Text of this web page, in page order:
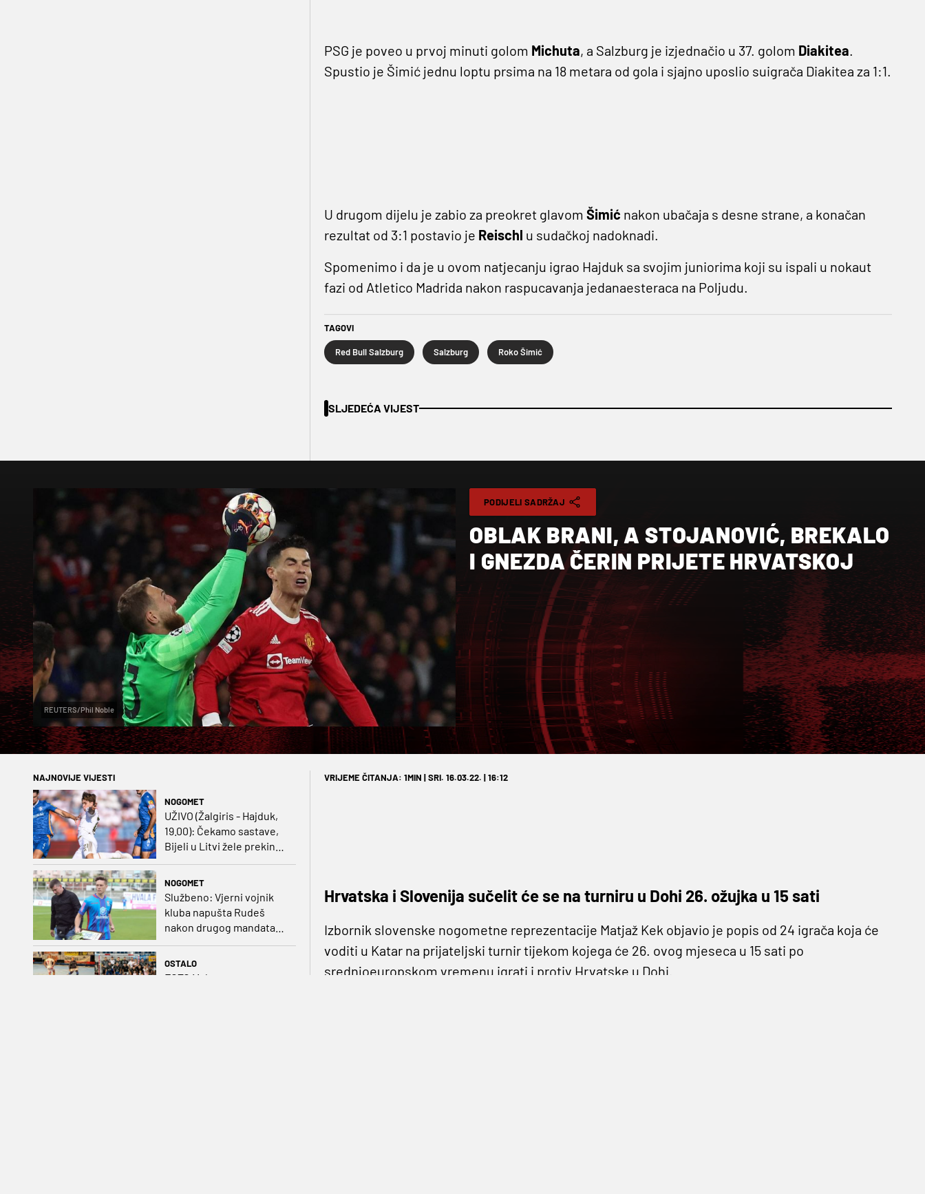
PSG je poveo u prvoj minuti golom Michuta, a Salzburg je izjednačio u 37. golom Diakitea.
Spustio je Šimić jednu loptu prsima na 18 metara od gola i sjajno uposlio suigrača Diakitea za 1:1.
U drugom dijelu je zabio za preokret glavom Šimić nakon ubačaja s desne strane, a konačan
rezultat od 3:1 postavio je Reischl u sudačkoj nadoknadi.
Spomenimo i da je u ovom natjecanju igrao Hajduk sa svojim juniorima koji su ispali u nokaut
fazi od Atletico Madrida nakon raspucavanja jedanaesteraca na Poljudu.
TAGOVI
Red Bull Salzburg Salzburg Roko Šimić
SLJEDEĆA VIJEST
REUTERS/Phil Noble
PODIJELI SADRŽAJ
OBLAK BRANI, A STOJANOVIĆ, BREKALO
I GNEZDA ČERIN PRIJETE HRVATSKOJ
NAJNOVIJE VIJESTI
NOGOMET
UŽIVO (Žalgiris - Hajduk,
19.00): Čekamo sastave,
Bijeli u Litvi žele prekinut
negativan niz
NOGOMET
Službeno: Vjerni vojnik
kluba napušta Rudeš
nakon drugog mandata
OSTALO
FOTO Malonogometna
VRIJEME ČITANJA: 1MIN | SRI. 16.03.22. | 16:12
Hrvatska i Slovenija sučelit će se na turniru u Dohi 26. ožujka u 15 sati
Izbornik slovenske nogometne reprezentacije Matjaž Kek objavio je popis od 24 igrača koja će
voditi u Katar na prijateljski turnir tijekom kojega će 26. ovog mjeseca u 15 sati po
srednjoeuropskom vremenu igrati i protiv Hrvatske u Dohi.